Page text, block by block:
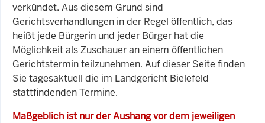
verkündet. Aus diesem Grund sind
Gerichtsverhandlungen in der Regel öffentlich, das
heißt jede Bürgerin und jeder Bürger hat die
Möglichkeit als Zuschauer an einem öffentlichen
Gerichtstermin teilzunehmen. Auf dieser Seite finden
Sie tagesaktuell die im Landgericht Bielefeld
stattfindenden Termine.
Maßgeblich ist nur der Aushang vor dem jeweiligen